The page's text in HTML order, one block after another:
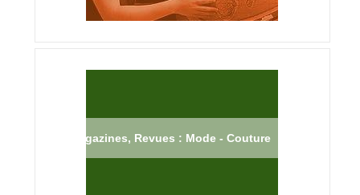
Magazines, Revues : Mode - Couture